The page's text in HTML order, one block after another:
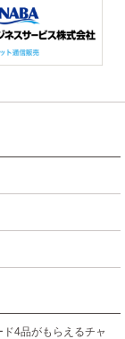
4品がもらえるチャ